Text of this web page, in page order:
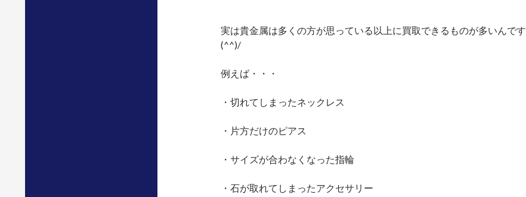
実は貴金属は多くの方が思っている以上に買取できるものが多いんです
(^^)/
例えば・・・
・切れてしまったネックレス
・片方だけのピアス
・サイズが合わなくなった指輪
・石が取れてしまったアクセサリー